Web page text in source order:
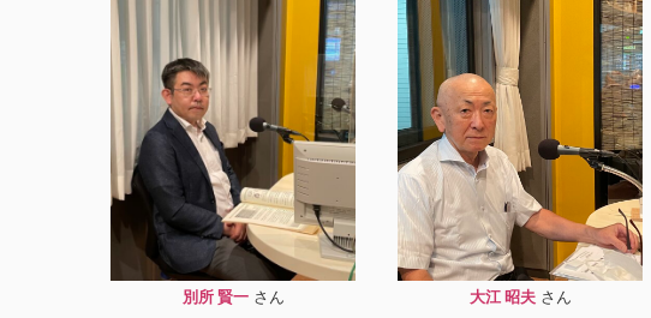
別所 賢一 大江 昭夫